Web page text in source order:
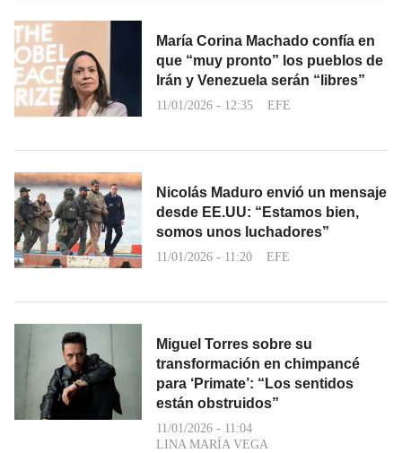
María Corina Machado confía en
que “muy pronto” los pueblos de
Irán y Venezuela serán “libres”
11/01/2026 - 12:35 EFE
Nicolás Maduro envió un mensaje
desde EE.UU: “Estamos bien,
somos unos luchadores”
11/01/2026 - 11:20 EFE
Miguel Torres sobre su
transformación en chimpancé
para ‘Primate’: “Los sentidos
están obstruidos”
11/01/2026 - 11:04
LINA MARÍA VEGA